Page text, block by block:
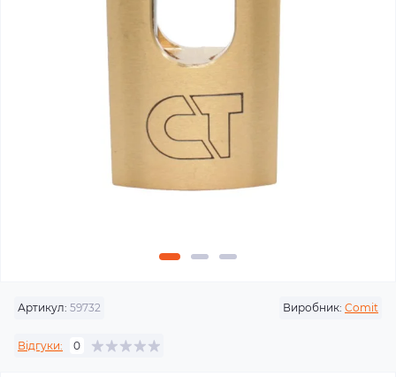
Артикул: 59732 Виробник: Comit
Відгуки: 0